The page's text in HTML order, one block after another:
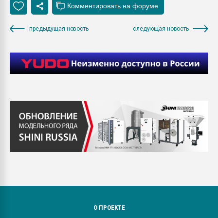
предыдущая новость следующая новость
О ПРОЕКТЕ